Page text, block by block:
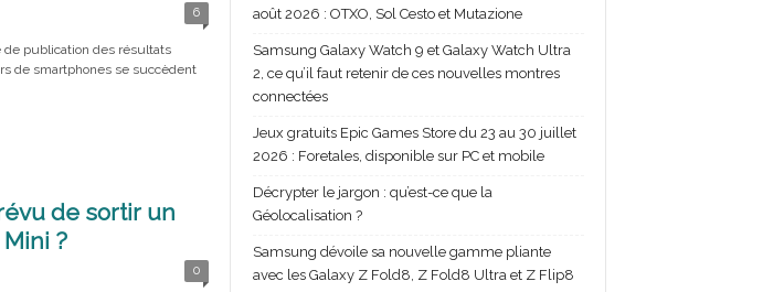
6
publication des résultats
de smartphones se succèdent
de sortir un
?
0
août 2026 : OTXO, Sol Cesto et Mutazione
Samsung Galaxy Watch 9 et Galaxy Watch Ultra
2, ce qu’il faut retenir de ces nouvelles montres
connectées
Jeux gratuits Epic Games Store du 23 au 30 juillet
2026 : Foretales, disponible sur PC et mobile
Décrypter le jargon : qu’est-ce que la
Géolocalisation ?
Samsung dévoile sa nouvelle gamme pliante
avec les Galaxy Z Fold8, Z Fold8 Ultra et Z Flip8